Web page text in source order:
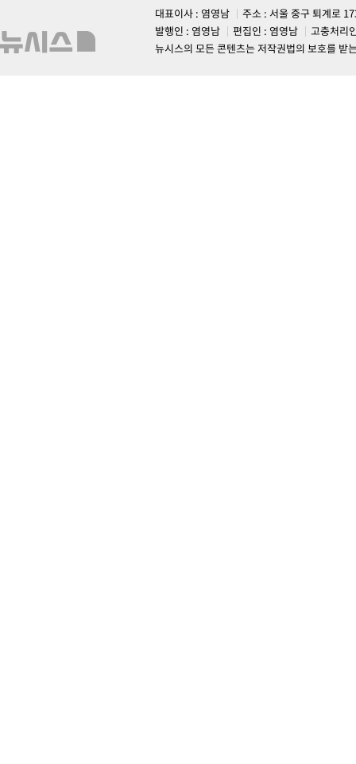
대표이사 : 염영남
주소 : 서울 중구 퇴계로
발행인 : 염영남
편집인 : 염영남
고충처리
뉴시스의 모든 콘텐츠는 저작권법의 보호를